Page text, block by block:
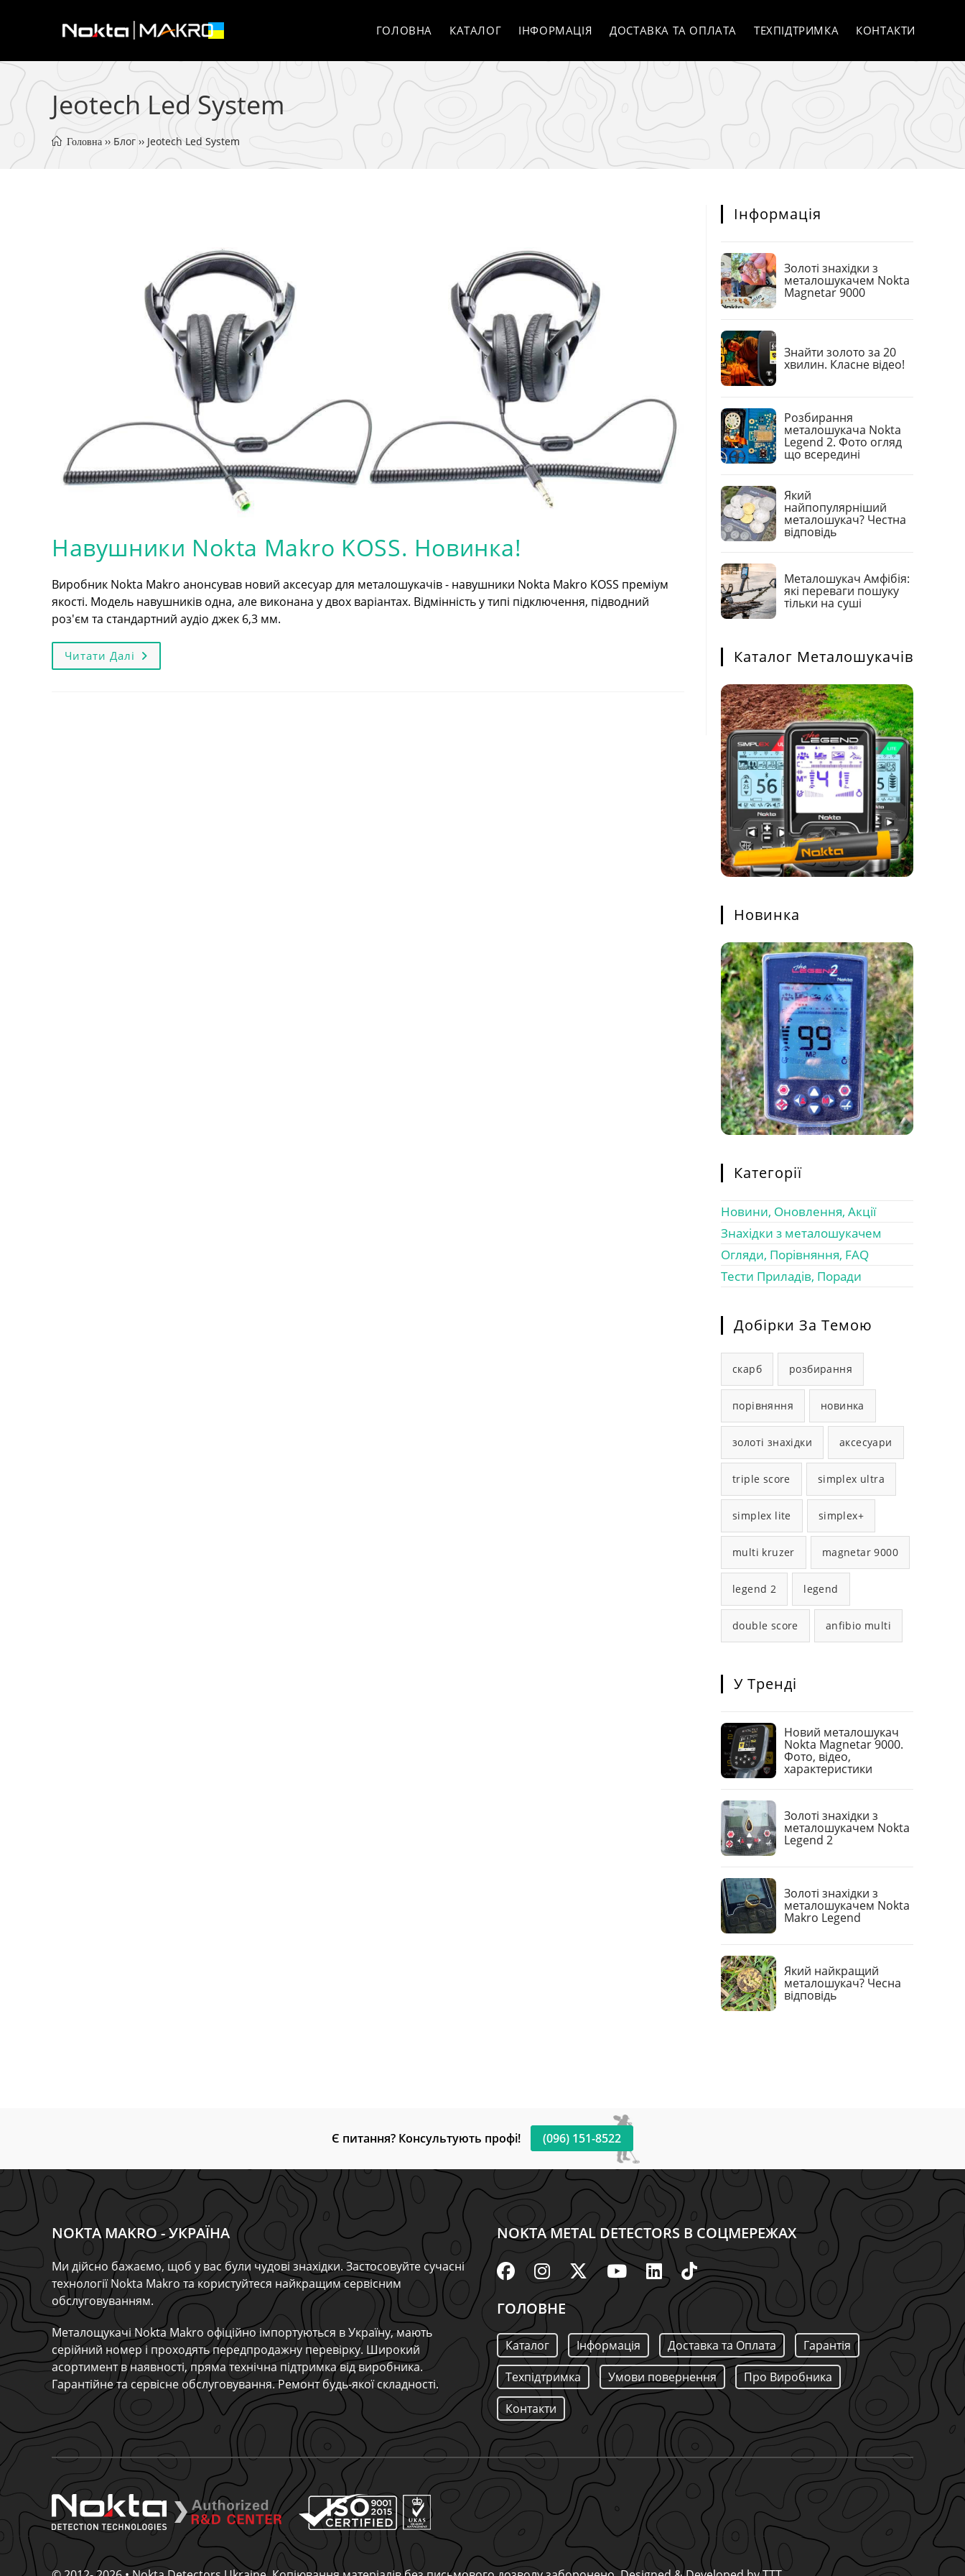
ГОЛОВНА КАТАЛОГ ІНФОРМАЦІЯ ДОСТАВКА ТА ОПЛАТА ТЕХПІДТРИМКА КОНТАКТИ
Jeotech Led System
Головна ›› Блог ›› Jeotech Led System
Навушники Nokta Makro KOSS. Новинка!
Виробник Nokta Makro анонсував новий аксесуар для металошукачів - навушники Nokta Makro KOSS преміум
якості. Модель навушників одна, але виконана у двох варіантах. Відмінність у типі підключення, підводний
роз'єм та стандартний аудіо джек 6,3 мм.
Читати Далі Навушники
Nokta
Makro
Інформація
Золоті знахідки з
металошукачем Nokta
Magnetar 9000
Знайти золото за 20
хвилин. Класне відео!
Розбирання
металошукача Nokta
Legend 2. Фото огляд
що всередині
Який
найпопулярніший
металошукач? Честна
відповідь
Металошукач Амфібія:
які переваги пошуку
тільки на суші
Каталог Металошукачів
Новинка
Категорії
Новини, Оновлення, Акції
Знахідки з металошукачем
Огляди, Порівняння, FAQ
Тести Приладів, Поради
Добірки За Темою
скарб розбирання
порівняння новинка
золоті знахідки аксесуари
triple score simplex ultra
simplex lite simplex+
multi kruzer magnetar 9000
legend 2 legend
double score anfibio multi
У Тренді
Новий металошукач
Nokta Magnetar 9000.
Фото, відео,
характеристики
Золоті знахідки з
металошукачем Nokta
Legend 2
Золоті знахідки з
металошукачем Nokta
Makro Legend
Який найкращий
металошукач? Чесна
відповідь
Є питання? Консультують профі! (096) 151-8522
NOKTA MAKRO - УКРАЇНА
Ми дійсно бажаємо, щоб у вас були чудові знахідки. Застосовуйте сучасні
технології Nokta Makro та користуйтеся найкращим сервісним
обслуговуванням.
Металощукачі Nokta Makro офіційно імпортуються в Україну, мають
серійний номер і проходять передпродажну перевірку. Широкий
асортимент в наявності, пряма технічна підтримка від виробника.
Гарантійне та сервісне обслуговування. Ремонт будь-якої складності.
NOKTA METAL DETECTORS В СОЦМЕРЕЖАХ
ГОЛОВНЕ
Каталог Інформація Доставка та Оплата
Гарантія
Техпідтримка
Умови повернення
Про Виробника
Контакти